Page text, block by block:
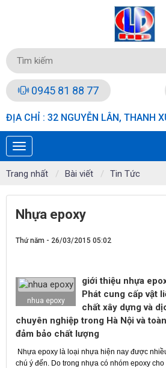
0945 81 88 77
ĐỊA CHỈ : 32 NGUYỄN LÂN, THANH
Trang nhất Bài viết Tin Tức
Nhựa epoxy
Thứ năm - 26/03/2015 05:02
nhua epoxy
giới thiệu nhựa
Phát cung cấp vật
chất xây dựng và
chuyên nghiệp trong Hà Nội và
đảm bảo chất lượng
Nhựa epoxy là loại nhựa hiện nay được
chú ý đến. Do trong nhựa có nhóm epoxy